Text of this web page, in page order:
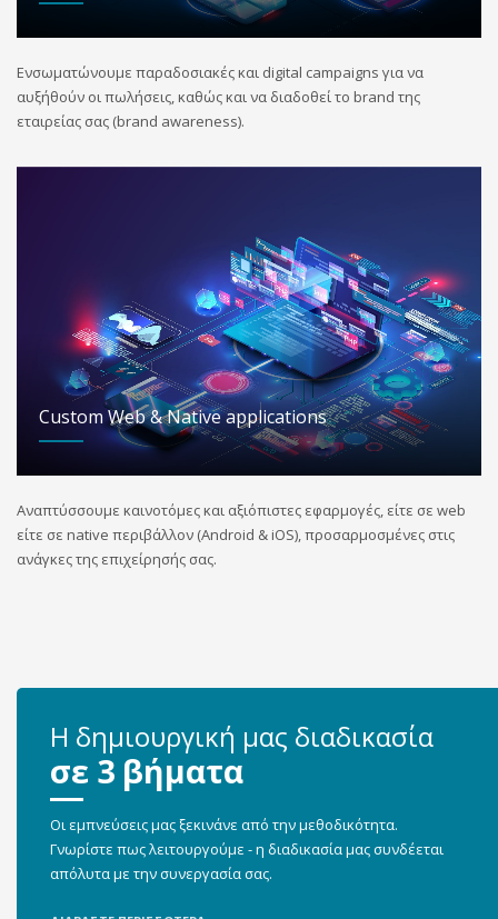
Ενσωματώνουμε παραδοσιακές και digital campaigns για να
αυξήθούν οι πωλήσεις, καθώς και να διαδοθεί το brand της
εταιρείας σας (brand awareness).
Custom Web & Native applications
Αναπτύσσουμε καινοτόμες και αξιόπιστες εφαρμογές, είτε σε web
είτε σε native περιβάλλον (Android & iOS), προσαρμοσμένες στις
ανάγκες της επιχείρησής σας.
Η δημιουργική μας διαδικασία
σε 3 βήματα
Οι εμπνεύσεις μας ξεκινάνε από την μεθοδικότητα.
Γνωρίστε πως λειτουργούμε - η διαδικασία μας συνδέεται
απόλυτα με την συνεργασία σας.